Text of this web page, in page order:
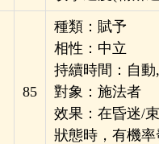
85
種類：賦予
相性：中立
持續時間： 自
對象： 施法者
效果：在昏迷/
狀態時， 有機